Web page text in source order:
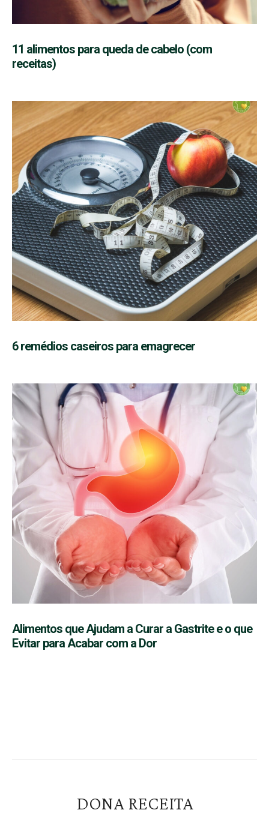
11 alimentos para queda de cabelo (com
receitas)
6 remédios caseiros para emagrecer
Alimentos que Ajudam a Curar a Gastrite e o que
Evitar para Acabar com a Dor
DONA RECEITA